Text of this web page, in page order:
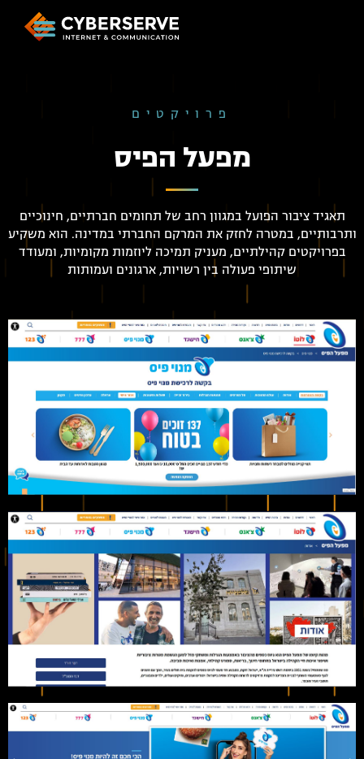
פרויקטים
מפעל הפיס
תאגיד ציבור הפועל במגוון רחב של תחומים חברתיים, חינוכיים
ותרבותיים, במטרה לחזק את המרקם החברתי במדינה. הוא משקיע
בפרויקטים קהילתיים, מעניק תמיכה ליוזמות מקומיות, ומעודד
שיתופי פעולה בין רשויות, ארגונים ועמותות